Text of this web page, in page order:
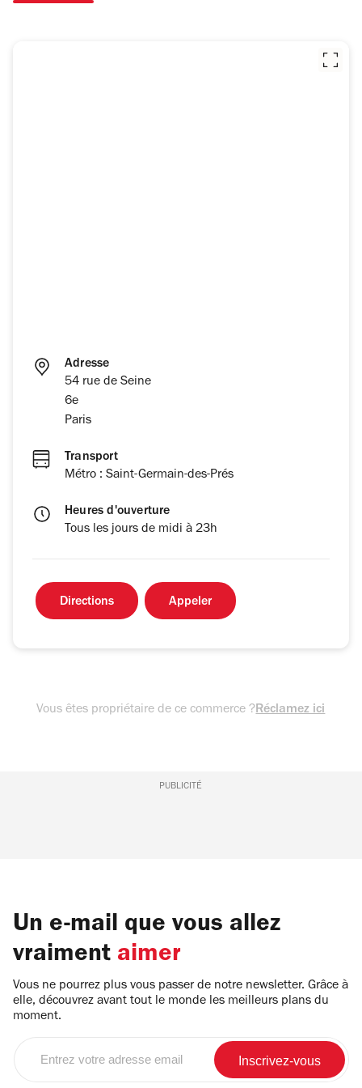
Adresse
54 rue de Seine
6e
Paris
Transport
Métro : Saint-Germain-des-Prés
Heures d'ouverture
Tous les jours de midi à 23h
Directions Appeler
Vous êtes propriétaire de ce commerce ?Réclamez ici
PUBLICITÉ
Un e-mail que vous allez
vraiment aimer
Vous ne pourrez plus vous passer de notre newsletter. Grâce à
elle, découvrez avant tout le monde les meilleurs plans du
moment.